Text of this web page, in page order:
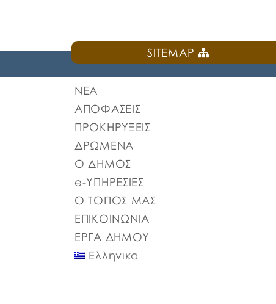
SITEMAP
ΝΕΑ
ΑΠΟΦΑΣΕΙΣ
ΠΡΟΚΗΡΥΞΕΙΣ
ΔΡΩΜΕΝΑ
Ο ΔΗΜΟΣ
e-ΥΠΗΡΕΣΙΕΣ
Ο ΤΟΠΟΣ ΜΑΣ
ΕΠΙΚΟΙΝΩΝΙΑ
ΕΡΓΑ ΔΗΜΟΥ
Ελληνικα